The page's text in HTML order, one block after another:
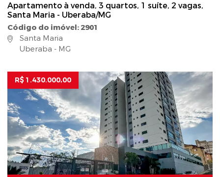
Apartamento à venda, 3 quartos, 1 suíte, 2 vagas,
Santa Maria - Uberaba/MG
Código do imóvel: 2901
Santa Maria
Uberaba - MG
R$ 1.430.000,00